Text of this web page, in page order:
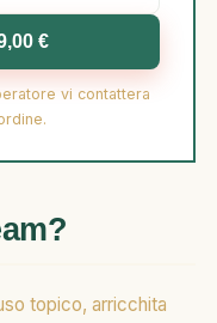
€
vi contattera
topico, arricchita